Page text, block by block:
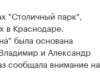
"Столичный парк",
в Краснодаре.
была основана
и Александр
сообщала внимание на